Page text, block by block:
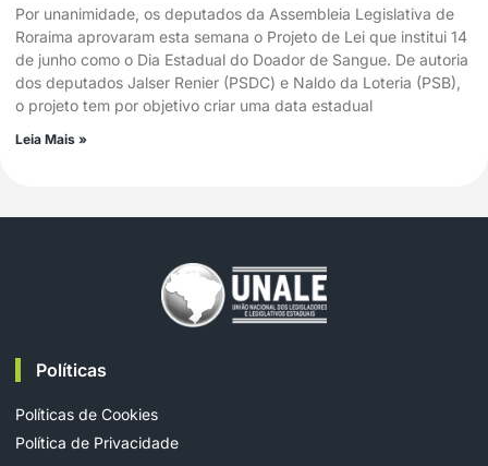
Por unanimidade, os deputados da Assembleia Legislativa de
Roraima aprovaram esta semana o Projeto de Lei que institui 14
de junho como o Dia Estadual do Doador de Sangue. De autoria
dos deputados Jalser Renier (PSDC) e Naldo da Loteria (PSB),
o projeto tem por objetivo criar uma data estadual
Leia Mais »
Políticas
Políticas de Cookies
Política de Privacidade